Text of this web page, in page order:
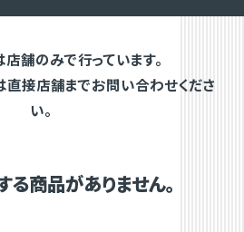
舗のみで行っています。
接店舗までお問い合わせくださ
い。
商品がありません。